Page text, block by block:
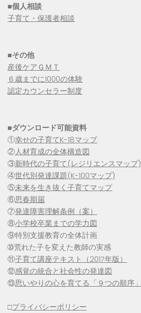
■個人相談
子育て・保護者相談
■その他
産後ケアＧＭＴ
６歳までに1000の体験
認定カウンセラー制度
■ダウンロード可能資料
①幸せの子育てK-18マップ
②人材育成の全体構造図
③新時代の子育て(レジリエンスマップ)
④世代別発達課題(K-100マップ)
⑤未来を生き抜く子育てマップ
⑥思春期届
⑦発達障害理解条例（案）
⑧小学校卒業までの学力図
⑨特別支援教育の全体計画
➉荒れた子を変えた教師の実感
⑪子育て講座テキスト（2017年版）
⑫感覚の統合と社会性の発達図
⑬思いやりの心を育てる「９つの順序」
□プライバシーポリシー